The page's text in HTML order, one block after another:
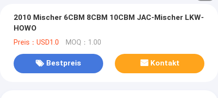
2010 Mischer 6CBM 8CBM 10CBM JAC-Mischer LKW-
HOWO
Preis：USD1.0 MOQ：1.00
Bestpreis Kontakt